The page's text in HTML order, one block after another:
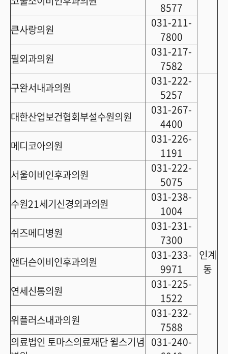
8577
큰사랑의원
031-211-
7800
필외과의원
031-217-
7582
구완서내과의원
031-222-
5257
인계
동
대한산업보건협회부설수원의원
031-267-
4400
메디코아의원
031-226-
1191
서울이비인후과의원
031-222-
5075
수원21세기신경외과의원
031-238-
1004
쉬즈메디병원
031-231-
7300
앤더슨이비인후과의원
031-233-
9971
연세신통의원
031-225-
1522
위플러스내과의원
031-232-
7588
의료법인 토마스의료재단 윌스기념 031-240-